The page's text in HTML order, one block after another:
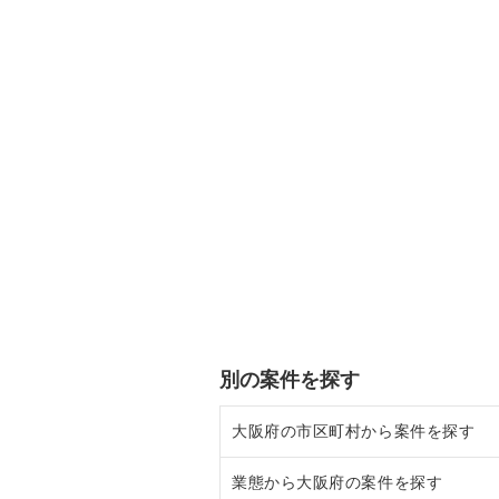
別の案件を探す
大阪府の市区町村から案件を探す
大阪市北区の飲食店の居抜き売却
業態から大阪府の案件を探す